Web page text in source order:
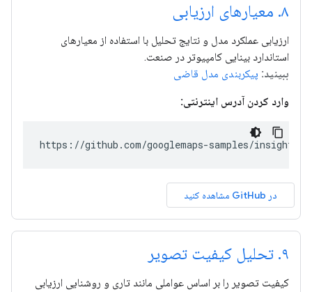
۸. معیارهای ارزیابی
ارزیابی عملکرد مدل و نتایج تحلیل با استفاده از معیارهای
استاندارد بینایی کامپیوتر در صنعت.
ببینید: پیکربندی مدل قاضی
وارد کردن آدرس اینترنتی:
https://github.com/googlemaps-samples/
در GitHub مشاهده کنید
۹. تحلیل کیفیت تصویر
کیفیت تصویر را بر اساس عواملی مانند تاری و روشنایی ارزیابی